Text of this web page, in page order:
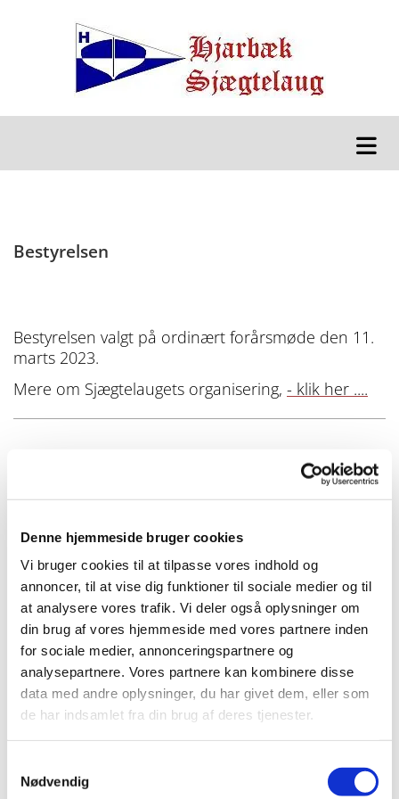
Denne hjemmeside bruger cookies
Vi bruger cookies til at tilpasse vores indhold og
annoncer, til at vise dig funktioner til sociale medier og til
at analysere vores trafik. Vi deler også oplysninger om
din brug af vores hjemmeside med vores partnere inden
for sociale medier, annonceringspartnere og
analysepartnere. Vores partnere kan kombinere disse
data med andre oplysninger, du har givet dem, eller som
de har indsamlet fra din brug af deres tjenester.
Nødvendig
Bestyrelsen
Bestyrelsen valgt på ordinært forårsmøde den 11.
marts 2023.
Mere om Sjægtelaugets organisering, - klik her ....
Mobil tlf.: 2917 2060 E-mail:kurt.oddershede@mail.dk
Bjarne Vagner · Næstformand/sekretær
Mobiltlf.: 2363 2756 E-mail: bjarne.vagner@live.com
Birthe Nørskov · Kasserer
(Sjægtelaugets adresse)